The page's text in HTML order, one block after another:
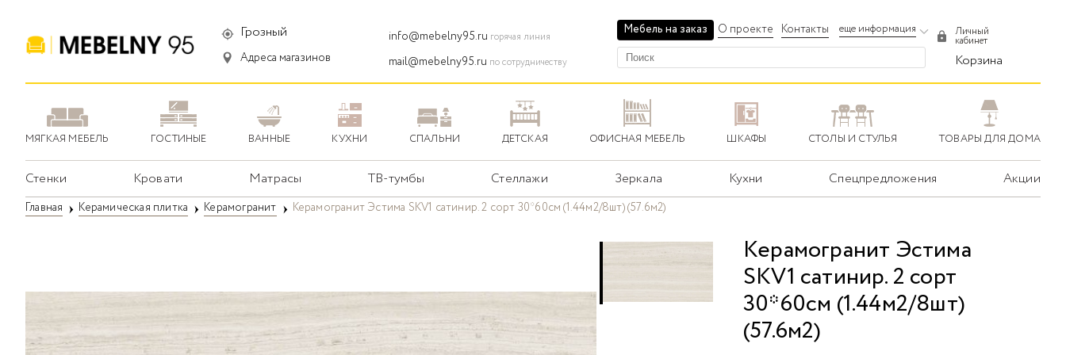
Грозный
Адреса магазинов
info@mebelny95.ru горячая линия
mail@mebelny95.ru по сотрудничеству
Мебель на заказ О проекте Контакты еще информация Личный
кабинет
Корзина
МЯГКАЯ МЕБЕЛЬ ГОСТИНЫЕ ВАННЫЕ КУХНИ СПАЛЬНИ ДЕТСКАЯ ОФИСНАЯ МЕБЕЛЬ ШКАФЫ СТОЛЫ И СТУЛЬЯ ТОВАРЫ ДЛЯ ДОМА
Стенки Кровати Матрасы ТВ-тумбы Стеллажи Зеркала Кухни Спецпредложения Акции
Главная Керамическая плитка Керамогранит Керамогранит Эстима SKV1 сатинир. 2 сорт 30*60см (1.44м2/8шт) (57.6м2)
Керамогранит Эстима
SKV1 сатинир. 2 сорт
30*60см (1.44м2/8шт)
(57.6м2)